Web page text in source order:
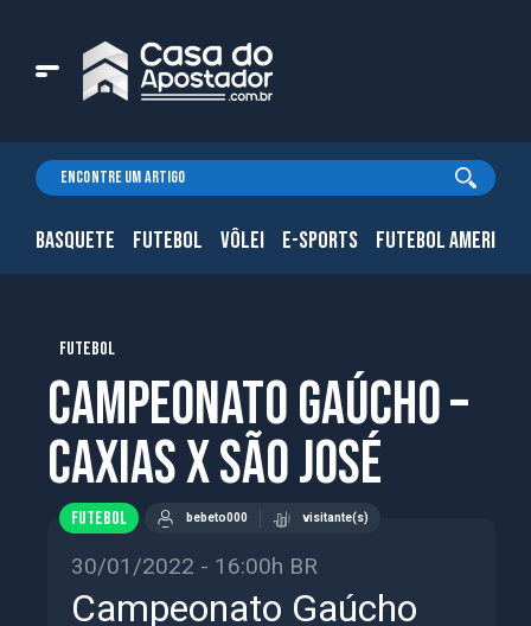
BASQUETE FUTEBOL VÔLEI E-SPORTS FUTEBOL
FUTEBOL
Campeonato Gaúcho –
Caxias x São José
FUTEBOL bebeto000 visitante(s)
30/01/2022 - 16:00h BR
Campeonato Gaúcho